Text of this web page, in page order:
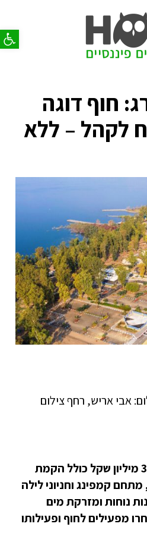
פתח
חוף דוגה
לקהל – ללא
אבי אריש, רחף צילום
הפרויקט שבו הושקעו 30 מיליון שקל כולל הקמת
קמפינג וחניוני לילה
נוחות ומזרקת מים
מפעילים לחוף ופעילותו